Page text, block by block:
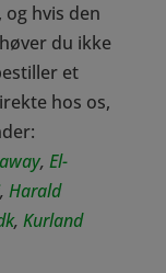
hvis den
du ikke
et
hos os,
, El-
, Harald
, Kurland